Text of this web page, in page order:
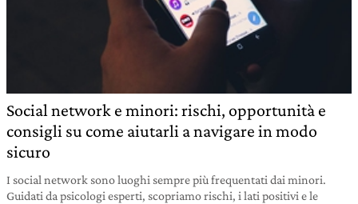
Social network e minori: rischi, opportunità e
consigli su come aiutarli a navigare in modo
sicuro
I social network sono luoghi sempre più frequentati dai minori.
Guidati da psicologi esperti, scopriamo rischi, i lati positivi e le